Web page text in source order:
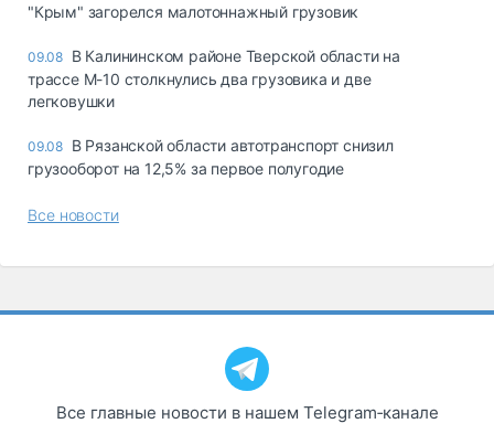
"Крым" загорелся малотоннажный грузовик
09.08 В Калининском районе Тверской области на
трассе М-10 столкнулись два грузовика и две
легковушки
09.08 В Рязанской области автотранспорт снизил
грузооборот на 12,5% за первое полугодие
Все новости
Все главные новости в нашем Telegram‑канале